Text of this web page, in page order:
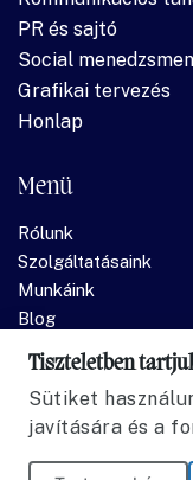
PR és sajtó
Social
Grafikai tervezés
Honlap
Menü
Rólunk
Szolgáltatásaink
Munkáink
Blog
Tiszteletben
Sütiket
javítására és a